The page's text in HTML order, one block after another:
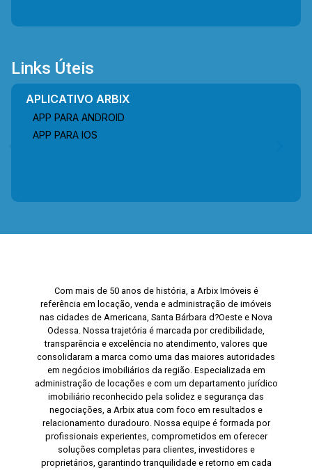
Links Úteis
APLICATIVO ARBIX
APP PARA ANDROID
APP PARA IOS
Com mais de 50 anos de história, a Arbix Imóveis é
referência em locação, venda e administração de imóveis
nas cidades de Americana, Santa Bárbara d?Oeste e Nova
Odessa. Nossa trajetória é marcada por credibilidade,
transparência e excelência no atendimento, valores que
consolidaram a marca como uma das maiores autoridades
em negócios imobiliários da região. Especializada em
administração de locações e com um departamento jurídico
imobiliário reconhecido pela solidez e segurança das
negociações, a Arbix atua com foco em resultados e
relacionamento duradouro. Nossa equipe é formada por
profissionais experientes, comprometidos em oferecer
soluções completas para clientes, investidores e
proprietários, garantindo tranquilidade e retorno em cada